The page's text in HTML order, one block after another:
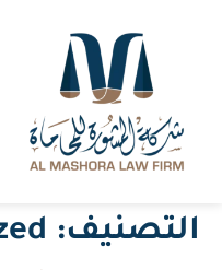
التصنيف: